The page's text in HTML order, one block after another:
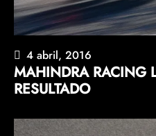
4 abril, 2016
MAHINDRA RACING
RESULTADO